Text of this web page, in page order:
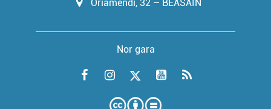
Oriamendi, 32 – BEASAIN
Nor gara